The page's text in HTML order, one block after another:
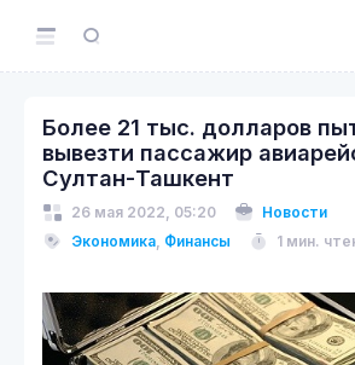
Более 21 тыс. долларов
вывезти пассажир
Султан-Ташкент
26 мая 2022, 05:20
Новости
Экономика, Финансы 1 мин.